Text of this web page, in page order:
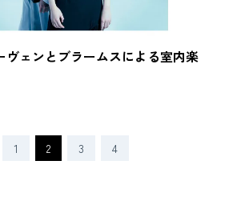
ヴェンとブラームスによる室内楽
1 2 3 4